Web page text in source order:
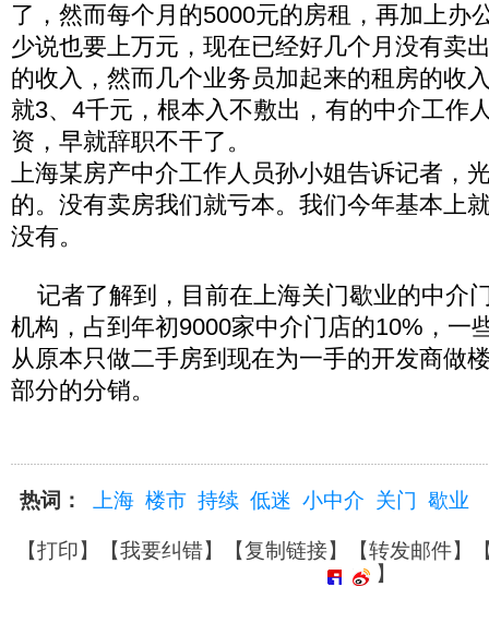
了，然而每个月的5000元的房租，再加上办
少说也要上万元，现在已经好几个月没有卖
的收入，然而几个业务员加起来的租房的收
就3、4千元，根本入不敷出，有的中介工作
资，早就辞职不干了。
上海某房产中介工作人员孙小姐告诉记者，
的。没有卖房我们就亏本。我们今年基本上
没有。
记者了解到，目前在上海关门歇业的中介
机构，占到年初9000家中介门店的10%，一
从原本只做二手房到现在为一手的开发商做
部分的分销。
热词： 上海 楼市 持续 低迷 小中介 关门 歇业
【打印】【我要纠错】【复制链接】【转发邮件】
】